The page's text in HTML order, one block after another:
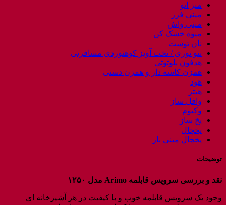
میز اتو
مینی فرز
مینی واش
میوه خشک کن
نان توست
ننو توری / تخت آویز کوهنوردی مسافرتی
هدفون بلوتوثی
همزن کاسه دار و همزن دستی
هود
هیتر
وافل ساز
وکیوم
یخ ساز
یخچال
یخچال مینی بار
توضیحات
نقد و بررسی سرویس قابلمه Arimo مدل ۱۲۵۰
وجود یک سرویس قابلمه خوب و با کیفیت در هر آشپزخانه ای